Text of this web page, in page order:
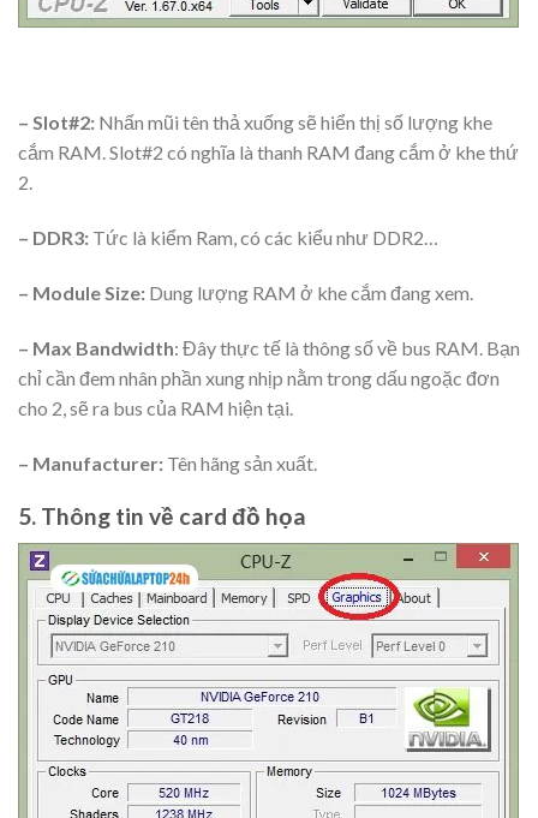
– Slot#2: Nhấn mũi tên thả xuống sẽ hiển thị số lượng khe
cắm RAM. Slot#2 có nghĩa là thanh RAM đang cắm ở khe thứ
2.
– DDR3: Tức là kiểm Ram, có các kiểu như DDR2…
– Module Size: Dung lượng RAM ở khe cắm đang xem.
– Max Bandwidth: Đây thực tế là thông số về bus RAM. Bạn
chỉ cần đem nhân phần xung nhịp nằm trong dấu ngoặc đơn
cho 2, sẽ ra bus của RAM hiện tại.
– Manufacturer: Tên hãng sản xuất.
5. Thông tin về card đồ họa